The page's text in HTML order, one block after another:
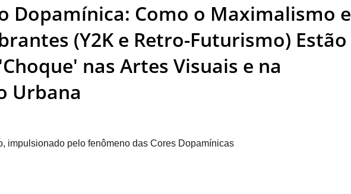
Dopamínica: Como o Maximalismo e
(Y2K e Retro-Futurismo) Estão
nas Artes Visuais e na
Urbana